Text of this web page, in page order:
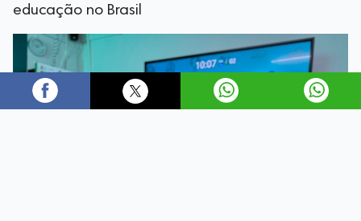
educação no Brasil